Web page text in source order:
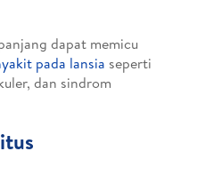
dapat memicu
pada lansia seperti
dan sindrom